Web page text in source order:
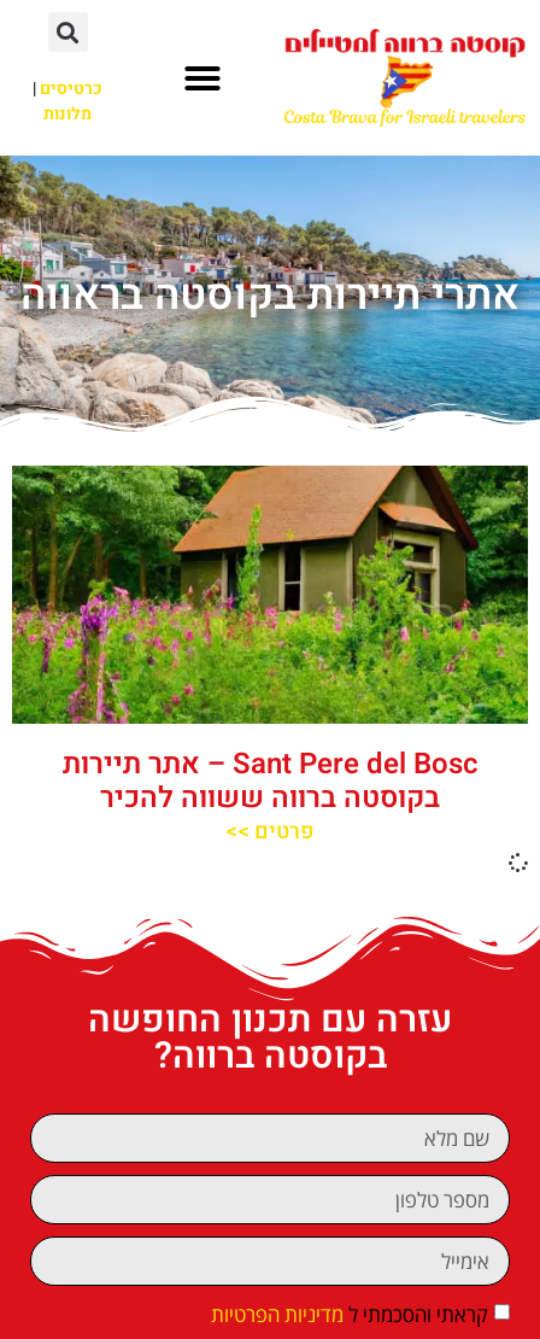
כרטיסים|
מלונות
אתרי תיירות בקוסטה בראווה
‪‪Sant Pere del Bosc‬‬ – אתר תיירות
בקוסטה ברווה ששווה להכיר
פרטים >>
עזרה עם תכנון החופשה
בקוסטה ברווה?
קראתי והסכמתי ל מדיניות הפרטיות